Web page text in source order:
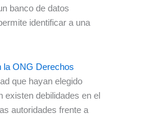
banco de datos
identificar a una
la ONG Derechos
que hayan elegido
existen debilidades en el
autoridades frente a